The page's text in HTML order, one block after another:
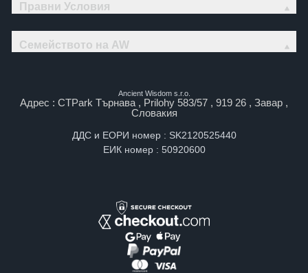
Правни Условия
Семейството на AW
Ancient Wisdom s.r.o.
Адрес : CTPark Търнава , Prilohy 583/57 , 919 26 , Завар ,
Словакия
ДДС и ЕОРИ номер : SK2120525440
ЕИК номер : 50920600